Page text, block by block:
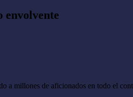
envolvente
millones de aficionados en todo el